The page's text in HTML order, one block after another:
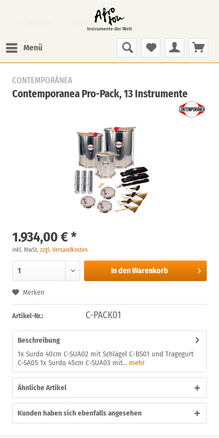
Menü
Samba Sets
CONTEMPORÂNEA
Contemporanea Pro-Pack, 13 Instrumente
1.934,00 € *
inkl. MwSt. zzgl. Versandkosten
In denWarenkorb
Merken
Artikel-Nr.: C-PACK01
Beschreibung
1x Surdo 40cm C-SUA02 mit Schlägel C-BS01 und Tragegurt
C-SA05 1x Surdo 45cm C-SUA03 mit... mehr
Ähnliche Artikel
Kunden haben sich ebenfalls angesehen